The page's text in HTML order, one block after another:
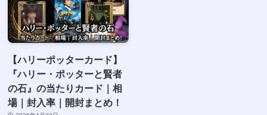
【ハリーポッターカード】
『ハリー・ポッターと賢者
の石』の当たりカード｜相
場｜封入率｜開封まとめ！